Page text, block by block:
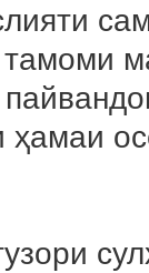
ҳамаи